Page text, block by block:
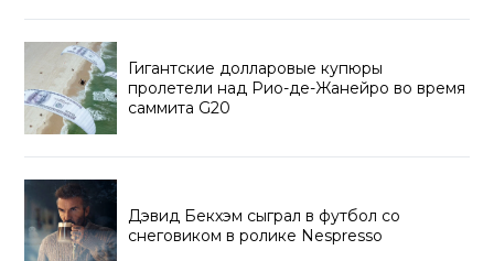
Гигантские долларовые купюры
пролетели над Рио-де-Жанейро во время
саммита G20
Дэвид Бекхэм сыграл в футбол со
снеговиком в ролике Nespresso